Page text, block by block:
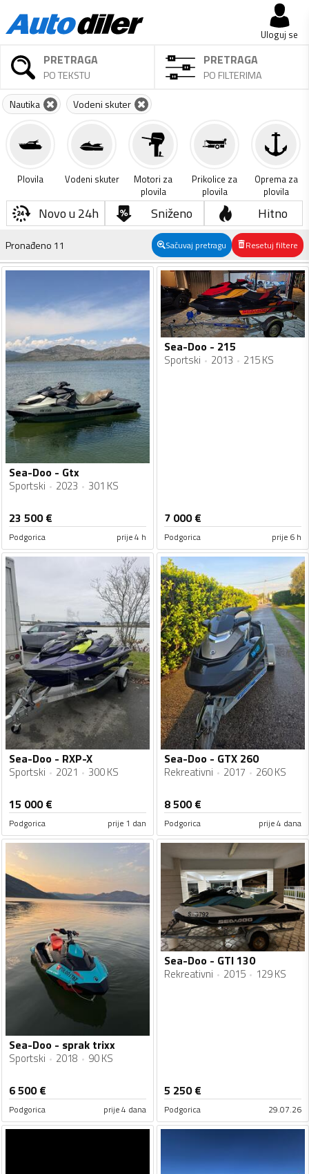
Uloguj se
PRETRAGA
PO TEKSTU
PRETRAGA
PO FILTERIMA
Nautika Vodeni skuter
Plovila Vodeni skuter
Motori za
plovila
Prikolice za
plovila
Oprema za
plovila
Novo u 24h Sniženo Hitno
Pronađeno 11 Sačuvaj pretragu Resetuj filtere
Sea-Doo - Gtx
Sportski 2023 301 KS
23 500€
Podgorica prije 4 h
Sea-Doo - 215
Sportski 2013 215 KS
7 000€
Podgorica prije 6 h
Sea-Doo - RXP-X
Sportski 2021 300 KS
15 000€
Podgorica prije 1 dan
Sea-Doo - GTX 260
Rekreativni 2017 260 KS
8 500€
Podgorica prije 4 dana
Sea-Doo - sprak trixx
Sportski 2018 90 KS
6 500€
Podgorica prije 4 dana
Sea-Doo - GTI 130
Rekreativni 2015 129 KS
5 250€
Podgorica 29.07.26